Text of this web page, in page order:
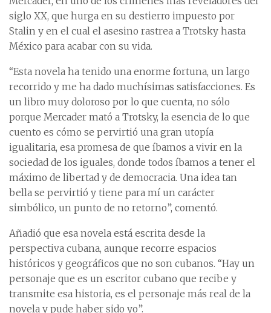
siglo XX, que hurga en su destierro impuesto por
Stalin y en el cual el asesino rastrea a Trotsky hasta
México para acabar con su vida.
“Esta novela ha tenido una enorme fortuna, un largo
recorrido y me ha dado muchísimas satisfacciones. Es
un libro muy doloroso por lo que cuenta, no sólo
porque Mercader mató a Trotsky, la esencia de lo que
cuento es cómo se pervirtió una gran utopía
igualitaria, esa promesa de que íbamos a vivir en la
sociedad de los iguales, donde todos íbamos a tener el
máximo de libertad y de democracia. Una idea tan
bella se pervirtió y tiene para mí un carácter
simbólico, un punto de no retorno”, comentó.
Añadió que esa novela está escrita desde la
perspectiva cubana, aunque recorre espacios
históricos y geográficos que no son cubanos. “Hay un
personaje que es un escritor cubano que recibe y
transmite esa historia, es el personaje más real de la
novela y pude haber sido yo”.